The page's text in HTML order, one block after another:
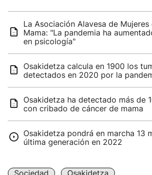
La Asociación Alavesa de
Mama: "La pandemia ha
en psicología"
Osakidetza calcula en 1900 los
detectados en 2020 por la
Osakidetza ha detectado más de
con cribado de cáncer de mama
Osakidetza pondrá en marcha 13
última generación en 2022
Sociedad
Osakidetza